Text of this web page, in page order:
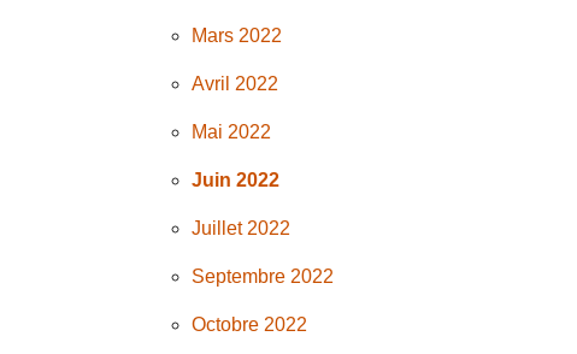
Mars 2022
Avril 2022
Mai 2022
Juin 2022
Juillet 2022
Septembre 2022
Octobre 2022